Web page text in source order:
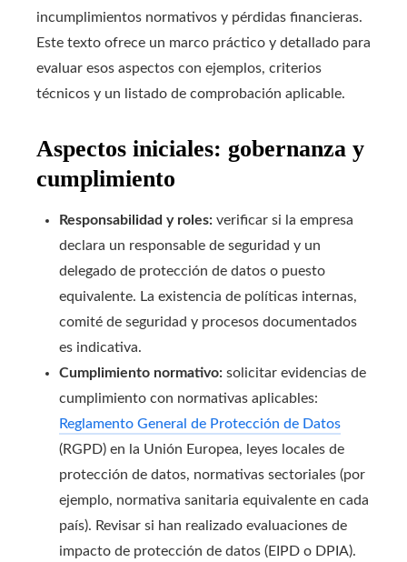
incumplimientos normativos y pérdidas financieras.
Este texto ofrece un marco práctico y detallado para
evaluar esos aspectos con ejemplos, criterios
técnicos y un listado de comprobación aplicable.
Aspectos iniciales: gobernanza y
cumplimiento
Responsabilidad y roles: verificar si la empresa
declara un responsable de seguridad y un
delegado de protección de datos o puesto
equivalente. La existencia de políticas internas,
comité de seguridad y procesos documentados
es indicativa.
Cumplimiento normativo: solicitar evidencias de
cumplimiento con normativas aplicables:
Reglamento General de Protección de Datos
(RGPD) en la Unión Europea, leyes locales de
protección de datos, normativas sectoriales (por
ejemplo, normativa sanitaria equivalente en cada
país). Revisar si han realizado evaluaciones de
impacto de protección de datos (EIPD o DPIA).